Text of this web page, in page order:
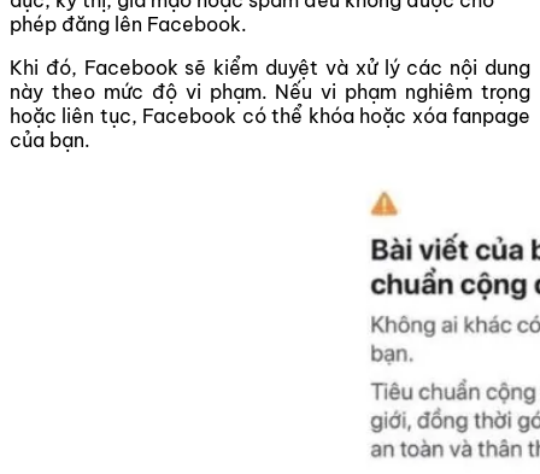
phép đăng lên Facebook.
Khi đó, Facebook sẽ kiểm duyệt và xử lý các nội dung
này theo mức độ vi phạm. Nếu vi phạm nghiêm trọng
hoặc liên tục, Facebook có thể khóa hoặc xóa fanpage
của bạn.